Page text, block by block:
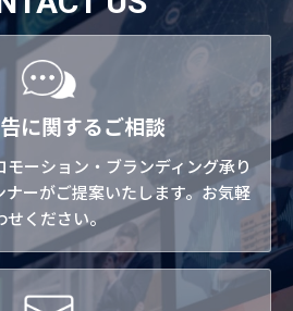
に関するご相談
モーション・ブランディング承り
ナーがご提案いたします。お気軽
せください。